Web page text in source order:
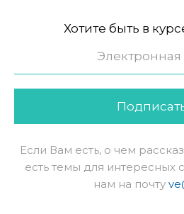
Хотите быть в
Если Вам есть, о чем
есть темы для интересных
нам на почту